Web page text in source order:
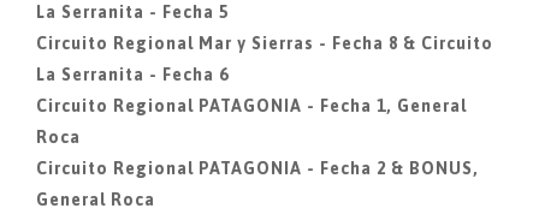
La Serranita - Fecha 5
Circuito Regional Mar y Sierras - Fecha 8 & Circuito
La Serranita - Fecha 6
Circuito Regional PATAGONIA - Fecha 1, General
Roca
Circuito Regional PATAGONIA - Fecha 2 & BONUS,
General Roca